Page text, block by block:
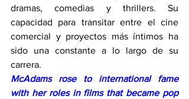
dramas, comedias y thrillers. Su
capacidad para transitar entre el cine
comercial y proyectos más íntimos ha
sido una constante a lo largo de su
carrera.
McAdams rose to international fame
with her roles in films that became pop